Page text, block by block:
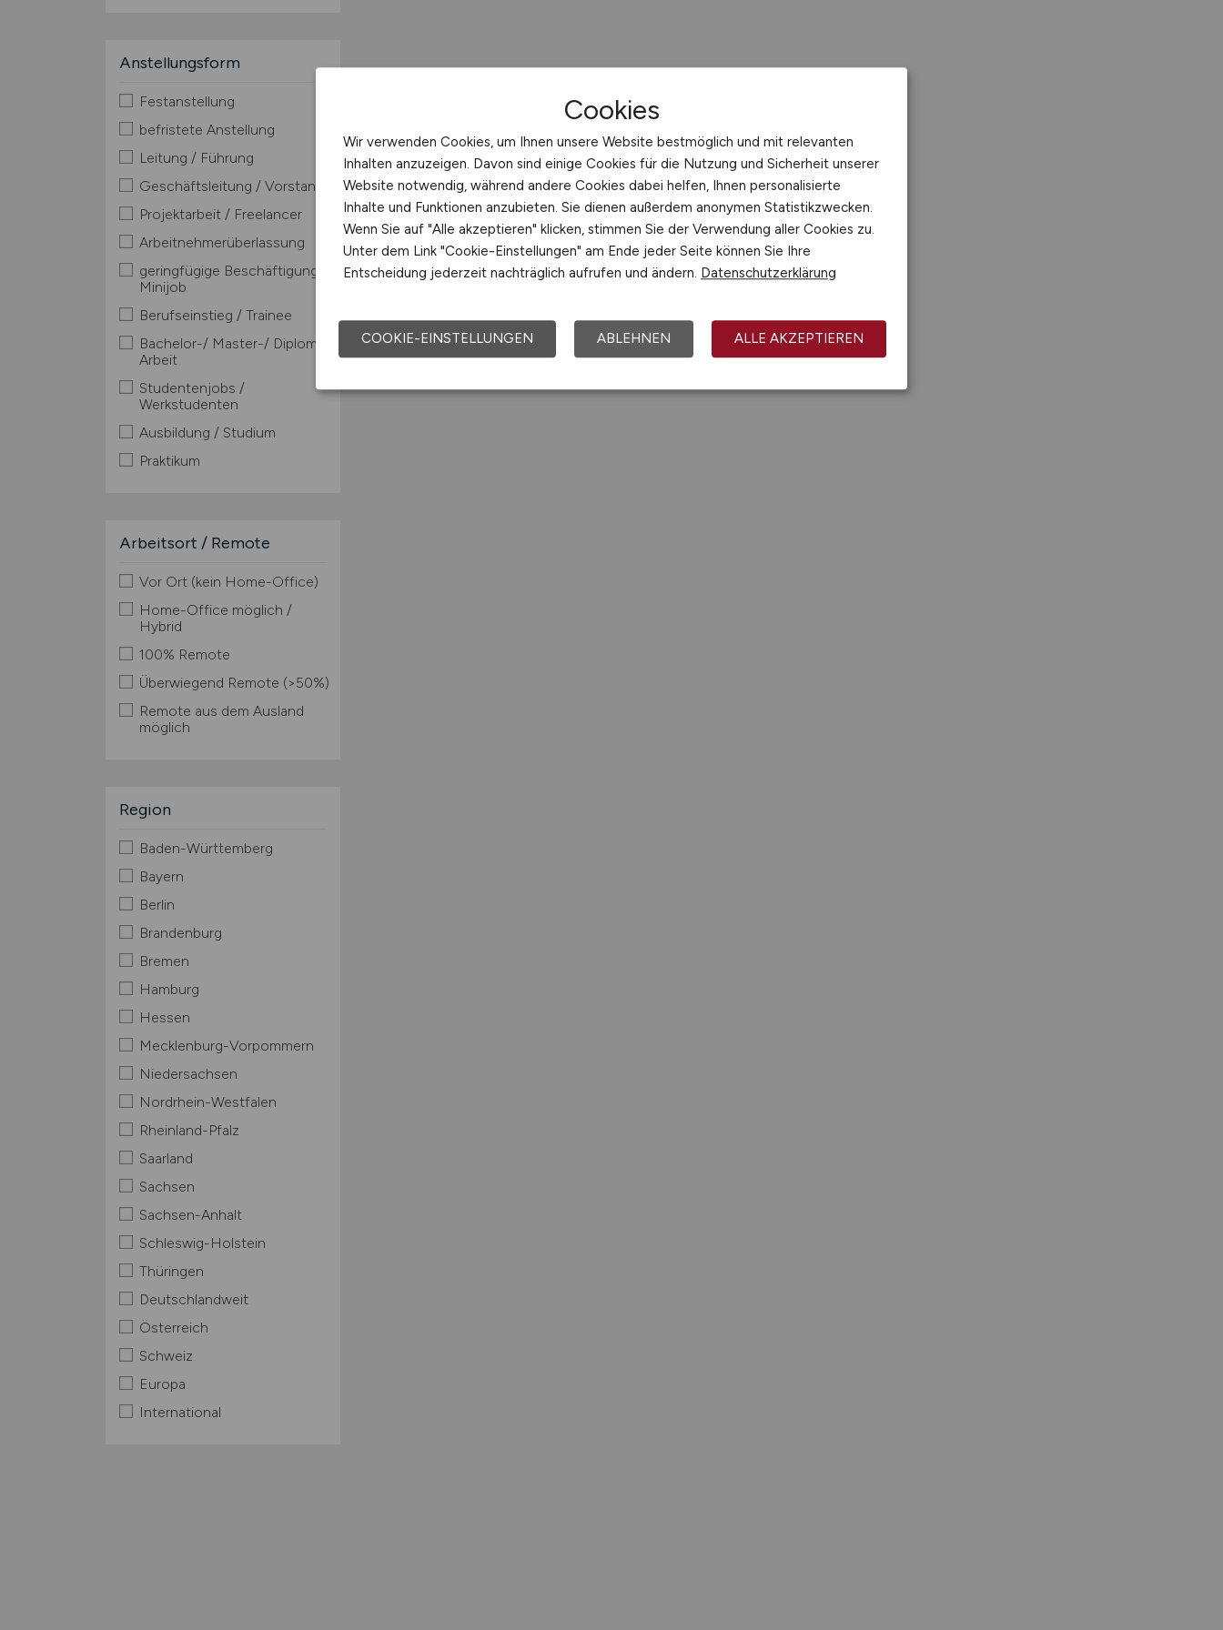
Anstellungsform
Festanstellung
befristete Anstellung
Leitung / Führung
Geschäftsleitung / Vorstand
Projektarbeit / Freelancer
Arbeitnehmerüberlassung
geringfügige Beschäftigung /
Minijob
Berufseinstieg / Trainee
Bachelor-/ Master-/ Diplom-
Arbeit
Studentenjobs /
Werkstudenten
Ausbildung / Studium
Praktikum
Arbeitsort / Remote
Vor Ort (kein Home-Office)
Home-Office möglich /
Hybrid
100% Remote
Überwiegend Remote (>50%)
Remote aus dem Ausland
möglich
Region
Baden-Württemberg
Bayern
Berlin
Brandenburg
Bremen
Hamburg
Hessen
Mecklenburg-Vorpommern
Niedersachsen
Nordrhein-Westfalen
Rheinland-Pfalz
Saarland
Sachsen
Sachsen-Anhalt
Schleswig-Holstein
Thüringen
Deutschlandweit
Österreich
Schweiz
Europa
International
Cookies
Wir verwenden Cookies, um Ihnen unsere Website bestmöglich und mit relevanten
Inhalten anzuzeigen. Davon sind einige Cookies für die Nutzung und Sicherheit unserer
Website notwendig, während andere Cookies dabei helfen, Ihnen personalisierte
Inhalte und Funktionen anzubieten. Sie dienen außerdem anonymen Statistikzwecken.
Wenn Sie auf "Alle akzeptieren" klicken, stimmen Sie der Verwendung aller Cookies zu.
Unter dem Link "Cookie-Einstellungen" am Ende jeder Seite können Sie Ihre
Entscheidung jederzeit nachträglich aufrufen und ändern. Datenschutzerklärung
COOKIE-EINSTELLUNGEN ABLEHNEN ALLE AKZEPTIEREN